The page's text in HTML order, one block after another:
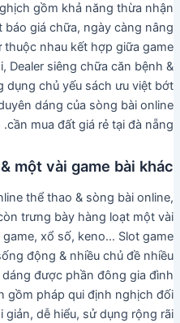
gồm khả năng thừa nhận
giá chữa, ngày càng nâng
nhau kết hợp giữa game
Dealer siêng chữa căn bệnh &
dụng chủ yếu sách ưu việt bớt
dáng của sòng bài online
cần mua đất giá rẻ tại đà nẵng.
một vài game bài khác
thể thao & sòng bài online,
trưng bày hàng loạt một vài
xổ số, keno… Slot game
động & nhiều chủ đề nhiều
được phần đông gia đình
gồm pháp qui định nghịch đối
giản, dễ hiểu, sử dụng rộng rãi